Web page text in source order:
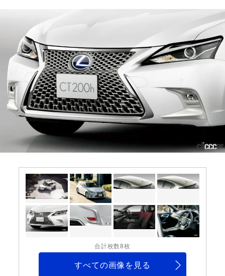
合計枚数8枚
すべての画像を見る